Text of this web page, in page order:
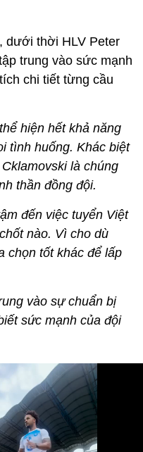
dưới thời HLV Peter
trung vào sức mạnh
chi tiết từng cầu
hiện hết khả năng
tình huống. Khác biệt
là chúng
thần đồng đội.
đến việc tuyển Việt
nào. Vì cho dù
chọn tốt khác để lấp
vào sự chuẩn bị
sức mạnh của đội